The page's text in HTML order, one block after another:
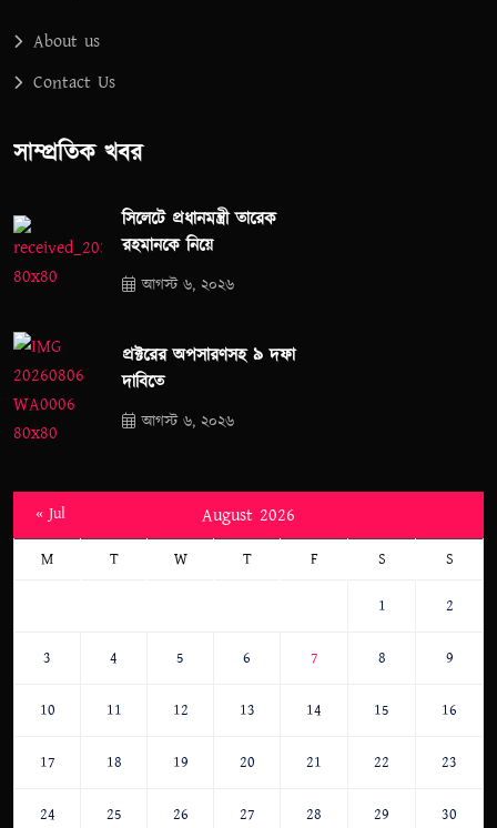
About us
Contact Us
সাম্প্রতিক খবর
সিলেটে প্রধানমন্ত্রী তারেক
রহমানকে নিয়ে
আগস্ট ৬, ২০২৬
প্রক্টরের অপসারণসহ ৯ দফা
দাবিতে
আগস্ট ৬, ২০২৬
August 2026
M T W T F S S
1 2
3 4 5 6 7 8 9
10 11 12 13 14 15 16
17 18 19 20 21 22 23
24 25 26 27 28 29 30
« Jul